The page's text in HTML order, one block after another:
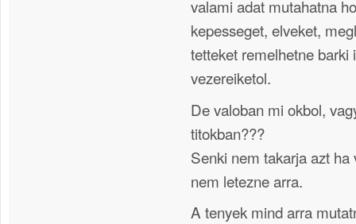
valami adat mutahatna
kepesseget, elveket,
tetteket remelhetne
vezereiketol.
De valoban mi okbol,
titokban???
Senki nem takarja azt
nem letezne arra.
A tenyek mind arra